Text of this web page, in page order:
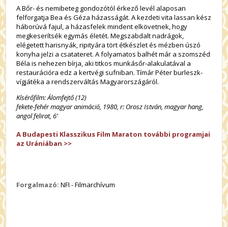
A Bőr- és nemibeteg gondozótól érkező levél alaposan
felforgatja Bea és Géza házasságát. A kezdeti vita lassan kész
háborúvá fajul, a házasfelek mindent elkövetnek, hogy
megkeserítsék egymás életét. Megszabdalt nadrágok,
elégetett harisnyák, ripityára tört étkészlet és mézben úszó
konyha jelzi a csatateret. A folyamatos balhét már a szomszéd
Béla is nehezen bírja, aki titkos munkásőr-alakulatával a
restaurációra edz a kertvégi sufniban. Tímár Péter burleszk-
vígjátéka a rendszerváltás Magyarországáról.
Kísérőfilm: Álomfejtő (12)
fekete-fehér magyar animáció, 1980, r: Orosz István, magyar hang,
angol felirat, 6’
A Budapesti Klasszikus Film Maraton további programjai
az Urániában >>
Forgalmazó: NFI - Filmarchívum